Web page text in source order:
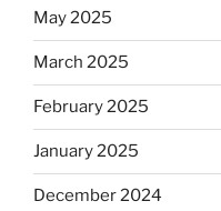
May 2025
March 2025
February 2025
January 2025
December 2024